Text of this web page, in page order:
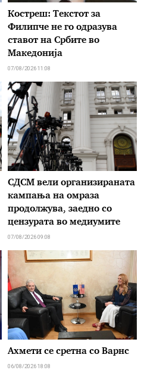
Костреш: Текстот за
Филипче не го одразува
ставот на Србите во
Македонија
07/08/2026 11:08
СДСМ вели организираната
кампања на омраза
продолжува, заедно со
цензурата во медиумите
07/08/2026 09:08
Ахмети се сретна со Варнс
06/08/2026 18:08